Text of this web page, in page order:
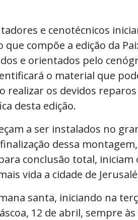
e cenotécnicos
compõe a edição da
e orientados pelo
o material que
realizar os devidos reparos
desta edição.
a ser instalados no
dessa montagem,
conclusão total, iniciam
vida a cidade de
santa, iniciando na
12 de abril, sempre às